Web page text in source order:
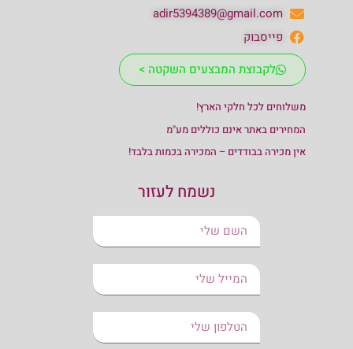
adir5394389@gmail.com
פייסבוק
לקבוצת המבצעים השקטה >
משלוחים לכל חלקי הארץ!
המחירים באתר אינם כוללים מע"מ
אין מכירה בבודדים – המכירה בכמות בלבד!
נשמח לעזור